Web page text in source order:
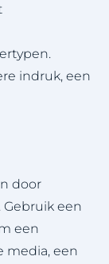
indruk, een
door
een
een
media, een